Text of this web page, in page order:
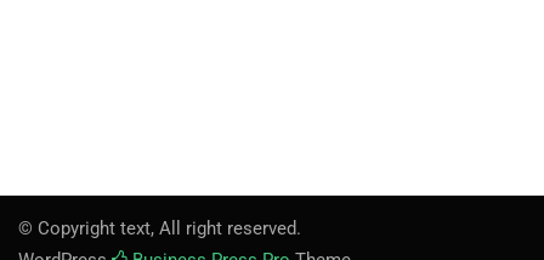
© Copyright text, All right reserved.